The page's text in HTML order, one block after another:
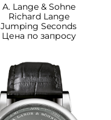
A. Lange & Sohne
Richard Lange
Jumping Seconds
Цена по запросу